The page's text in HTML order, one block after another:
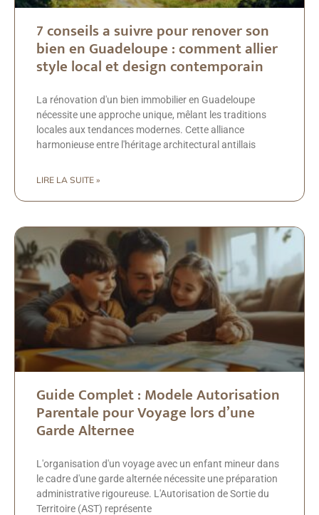
7 conseils a suivre pour renover son
bien en Guadeloupe : comment allier
style local et design contemporain
La rénovation d'un bien immobilier en Guadeloupe
nécessite une approche unique, mêlant les traditions
locales aux tendances modernes. Cette alliance
harmonieuse entre l'héritage architectural antillais
LIRE LA SUITE »
Guide Complet : Modele Autorisation
Parentale pour Voyage lors d’une
Garde Alternee
L'organisation d'un voyage avec un enfant mineur dans
le cadre d'une garde alternée nécessite une préparation
administrative rigoureuse. L'Autorisation de Sortie du
Territoire (AST) représente